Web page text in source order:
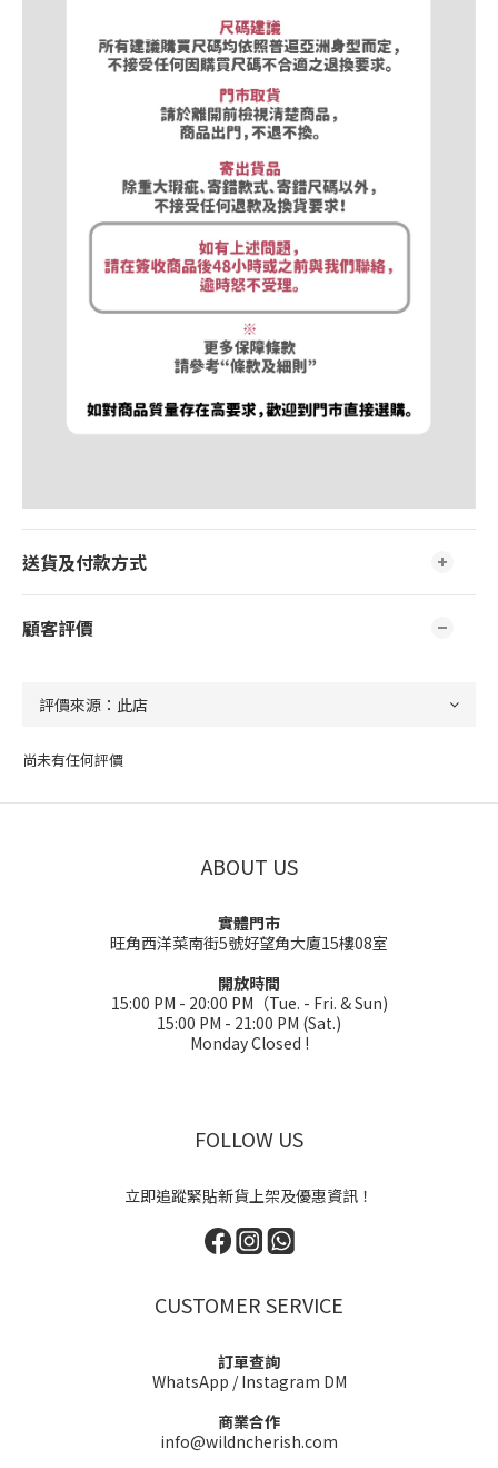
送貨及付款方式
顧客評價
尚未有任何評價
ABOUT US
實體門市
旺角西洋菜南街5號好望角大廈15樓08室
開放時間
15:00 PM - 20:00 PM（Tue. - Fri. & Sun)
15:00 PM - 21:00 PM (Sat.)
Monday Closed !
FOLLOW US
立即追蹤緊貼新貨上架及優惠資訊！
CUSTOMER SERVICE
訂單查詢
WhatsApp /Instagram DM
商業合作
info@wildncherish.com